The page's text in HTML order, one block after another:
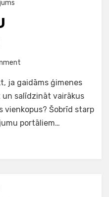
ratiņu
sludinājumi
ja gaidāms ģimenes
un salīdzināt vairākus
vienkopus? Šobrīd starp
portāliem…